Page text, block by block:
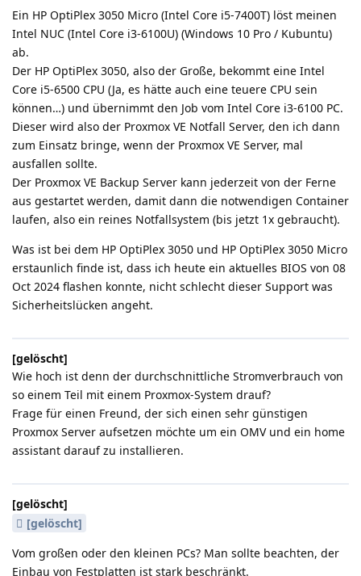
Ein HP OptiPlex 3050 Micro (Intel Core i5-7400T) löst meinen
Intel NUC (Intel Core i3-6100U) (Windows 10 Pro / Kubuntu)
ab.
Der HP OptiPlex 3050, also der Große, bekommt eine Intel
Core i5-6500 CPU (Ja, es hätte auch eine teuere CPU sein
können…) und übernimmt den Job vom Intel Core i3-6100 PC.
Dieser wird also der Proxmox VE Notfall Server, den ich dann
zum Einsatz bringe, wenn der Proxmox VE Server, mal
ausfallen sollte.
Der Proxmox VE Backup Server kann jederzeit von der Ferne
aus gestartet werden, damit dann die notwendigen Container
laufen, also ein reines Notfallsystem (bis jetzt 1x gebraucht).
Was ist bei dem HP OptiPlex 3050 und HP OptiPlex 3050 Micro
erstaunlich finde ist, dass ich heute ein aktuelles BIOS von 08
Oct 2024 flashen konnte, nicht schlecht dieser Support was
Sicherheitslücken angeht.
[gelöscht]
Wie hoch ist denn der durchschnittliche Stromverbrauch von
so einem Teil mit einem Proxmox-System drauf?
Frage für einen Freund, der sich einen sehr günstigen
Proxmox Server aufsetzen möchte um ein OMV und ein home
assistant darauf zu installieren.
[gelöscht]
[gelöscht]
Vom großen oder den kleinen PCs? Man sollte beachten, der
Einbau von Festplatten ist stark beschränkt.